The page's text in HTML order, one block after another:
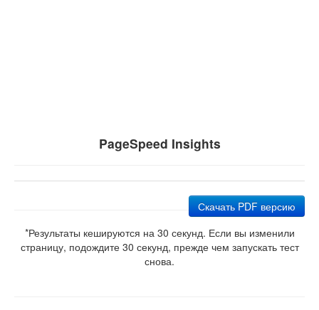
PageSpeed Insights
Скачать PDF версию
*Результаты кешируются на 30 секунд. Если вы изменили
страницу, подождите 30 секунд, прежде чем запускать тест
снова.